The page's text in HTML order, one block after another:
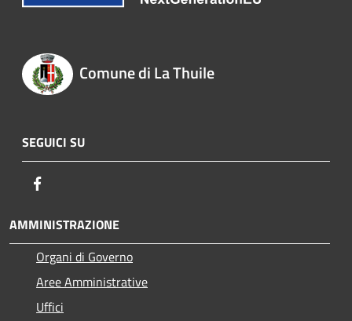
Comune di La Thuile
SEGUICI SU
AMMINISTRAZIONE
Organi di Governo
Aree Amministrative
Uffici